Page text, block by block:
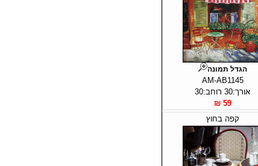
הגדל תמונה
AM-AB1145
אורך:30 רוחב:30
59 ₪
קפה בחוץ